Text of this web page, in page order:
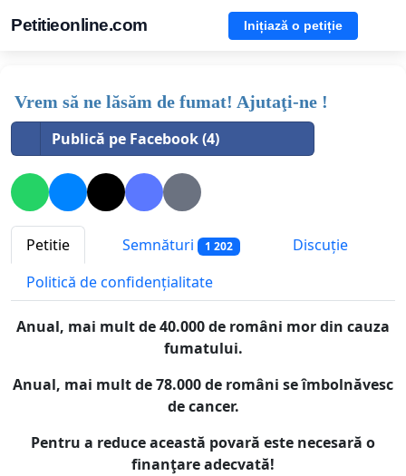
Petitieonline.com Inițiază o petiție
Vrem să ne lăsăm de fumat! Ajutaţi-ne !
Publică pe Facebook (4)
Petitie Semnături 1 202
Discuție
Politică de confidențialitate
Anual, mai mult de 40.000 de români mor din cauza
fumatului.
Anual, mai mult de 78.000 de români se îmbolnăvesc
de cancer.
Pentru a reduce această povară este necesară o
finanţare adecvată!